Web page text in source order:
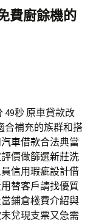
鍵
字:
費廚餘機的
49秒 原車貸款改
合補充的族群和搭
車借款合法典當
價做篩選新莊洗
信用瑕疵設計借
替客戶請找優質
鋪倉棧費介紹與
未兌現支票又急需